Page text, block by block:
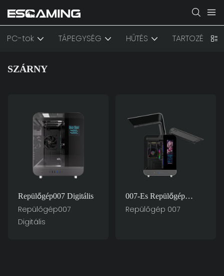
PC-tok TÁPEGYSÉG HŰTÉS TARTOZÉK
SZÁRNY
Repülőgép007 Digitális
Repülőgép007
Digitális
007-Es Repülőgép
Szuperautója
Repülőgép 007